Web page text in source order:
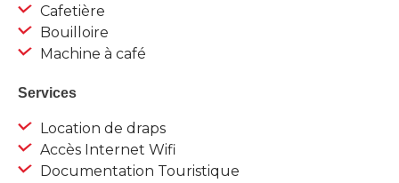
Cafetière
Bouilloire
Machine à café
Services
Location de draps
Accès Internet Wifi
Documentation Touristique